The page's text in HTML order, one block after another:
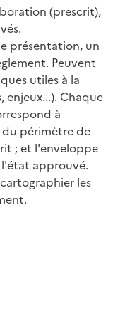
(prescrit),
présentation, un
Peuvent
utiles à la
enjeux...). Chaque
à
du périmètre de
; et l'enveloppe
l'état approuvé.
les